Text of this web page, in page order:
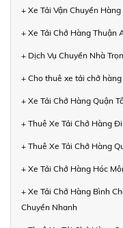
+ Xe Tải Vận Chuyển
+ Xe Tải Chở Hàng Thuận
+ Dịch Vụ Chuyển Nhà
+ Cho thuê xe tải chở
+ Xe Tải Chở Hàng Quận
+ Thuê Xe Tải Chở Hàng
+ Thuê Xe Tải Chở Hàng
+ Xe Tải Chở Hàng Hóc
+ Xe Tải Chở Hàng Bình
Chuyển Nhanh